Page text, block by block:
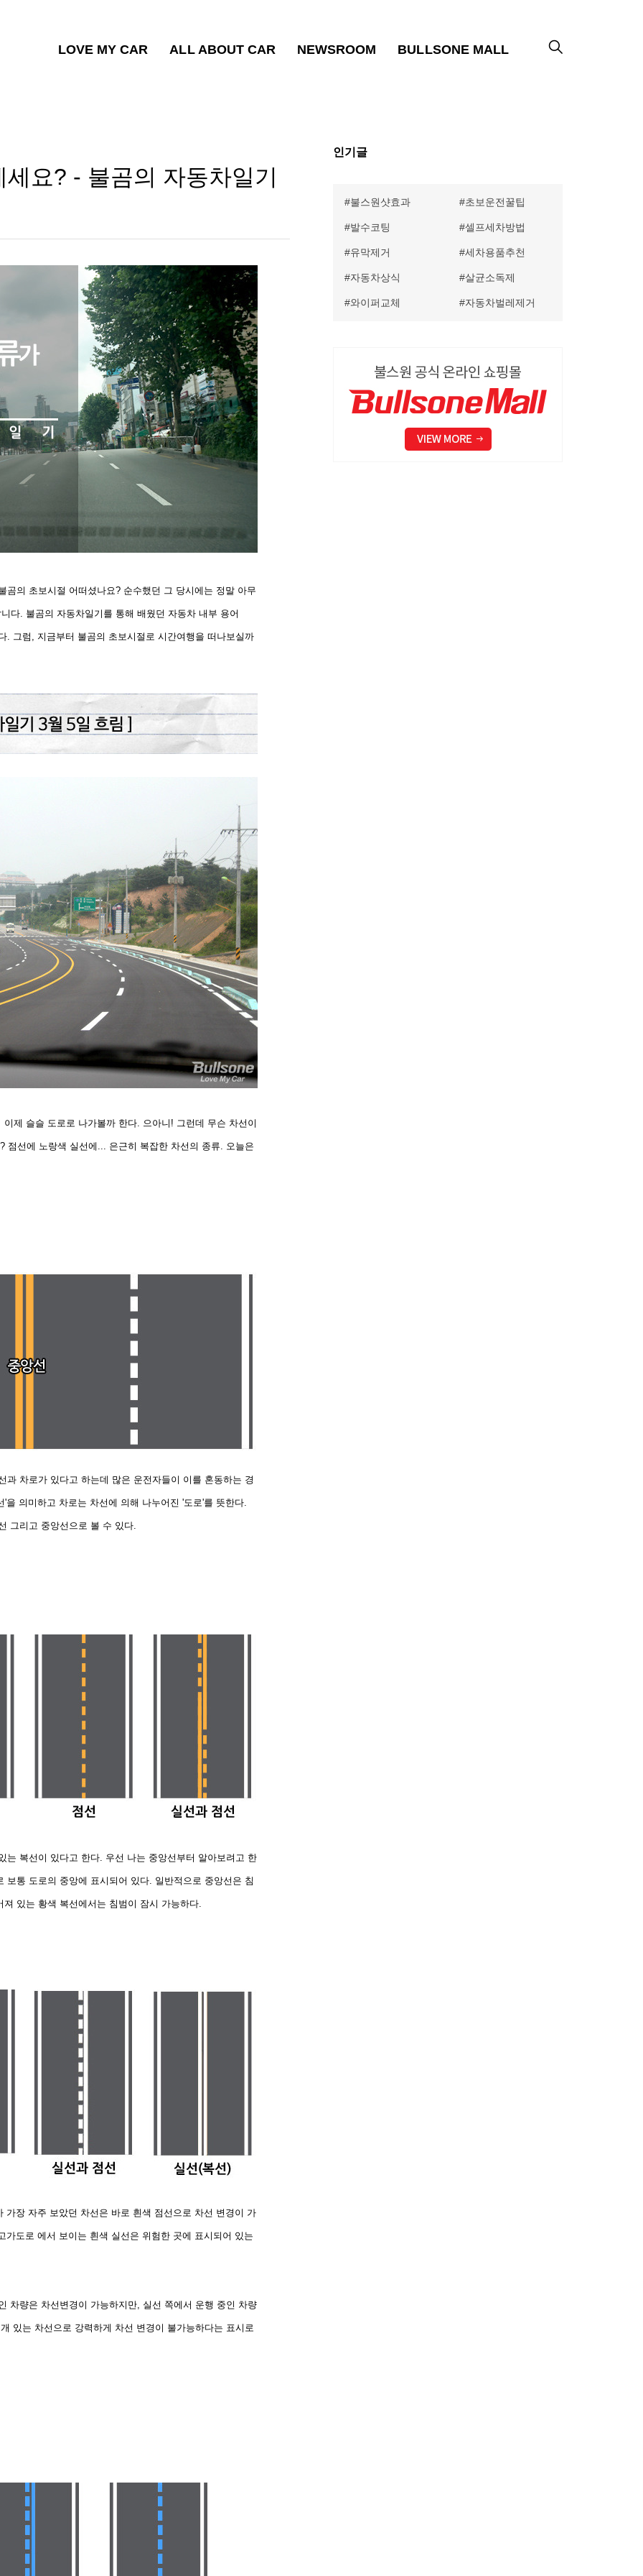
LOVE MY CAR ALL ABOUT CAR NEWSROOM BULLSONE MALL
요? - 불곰의 자동차일기
곰의 초보시절 어떠셨나요? 순수했던 그 당시에는 정말 아무
다. 불곰의 자동차일기를 통해 배웠던 자동차 내부 용어
. 그럼, 지금부터 불곰의 초보시절로 시간여행을 떠나보실까
제 슬슬 도로로 나가볼까 한다. 으아니! 그런데 무슨 차선 이
점선에 노랑색 실선에... 은근히 복잡한 차선의 종류. 오늘은
차로가 있다고 하는데 많은 운전자들이 이를 혼동하는 경
의미하고 차로는 차선에 의해 나누어진 '도로'를 뜻한다.
그리고 중앙선으로 볼 수 있다.
는 복선이 있다고 한다. 우선 나는 중앙선부터 알아보려고 한
통 도로의 중앙에 표시되어 있다. 일반적으로 중앙선은 침
있는 황색 복선에서는 침범이 잠시 가능하다.
장 자주 보았던 차선은 바로 흰색 점선으로 차선 변경이 가
도로 에서 보이는 흰색 실선은 위험한 곳에 표시되어 있는
차량은 차선변경이 가능하지만, 실선 쪽에서 운행 중인 차량
있는 차선으로 강력하게 차선 변경이 불가능하다는 표시 로
인기글
불스원샷효과 초보운전꿀팁
발수코팅 셀프세차방법
유막제거 세차용품추천
자동차상식 살균소독제
와이퍼교체 자동차벌레제거